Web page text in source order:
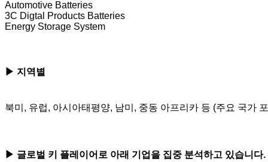
Automotive Batteries
3C Digtal Products Batteries
Energy Storage System
▶ 지역별
북미, 유럽, 아시아태평양, 남미, 중동 아프리카 등 (주요 국가
​▶ 글로벌 키 플레이어로 아래 기업을 집중 분석하고 있습니다.